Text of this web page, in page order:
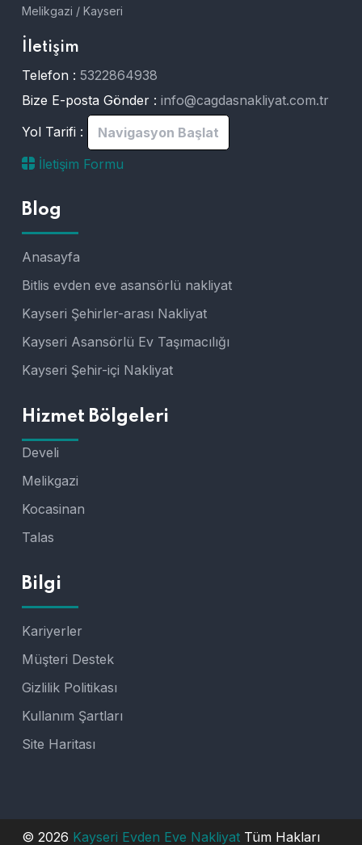
Melikgazi / Kayseri
İletişim
Telefon : 5322864938
Bize E-posta Gönder : info@cagdasnakliyat.com.tr
Yol Tarifi :
Navigasyon Başlat
İletişim Formu
Blog
Anasayfa
Bitlis evden eve asansörlü nakliyat
Kayseri Şehirler-arası Nakliyat
Kayseri Asansörlü Ev Taşımacılığı
Kayseri Şehir-içi Nakliyat
Hizmet Bölgeleri
Develi
Melikgazi
Kocasinan
Talas
Bilgi
Kariyerler
Müşteri Destek
Gizlilik Politikası
Kullanım Şartları
Site Haritası
© 2026 Kayseri Evden Eve Nakliyat Tüm Hakları